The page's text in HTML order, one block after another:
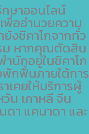
ษาออนไลน์
ออำนวยความ
งชิคาโกจากทั่ว
ม หากคุณตัดสิน
ำนักอยู่ในชิคาโก
กฟื้นภายใต้การ
คยให้บริการผู้
น เกาหลี จีน
า แคนาดา และ